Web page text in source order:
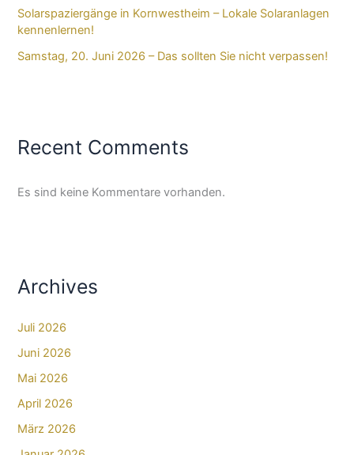
Solarspaziergänge in Kornwestheim – Lokale Solaranlagen
kennenlernen!
Samstag, 20. Juni 2026 – Das sollten Sie nicht verpassen!
Recent Comments
Es sind keine Kommentare vorhanden.
Archives
Juli 2026
Juni 2026
Mai 2026
April 2026
März 2026